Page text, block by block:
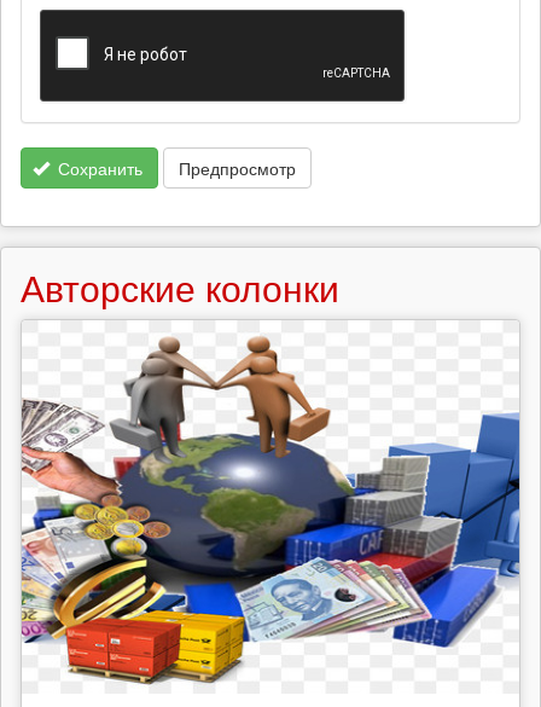
Сохранить Предпросмотр
Авторские колонки